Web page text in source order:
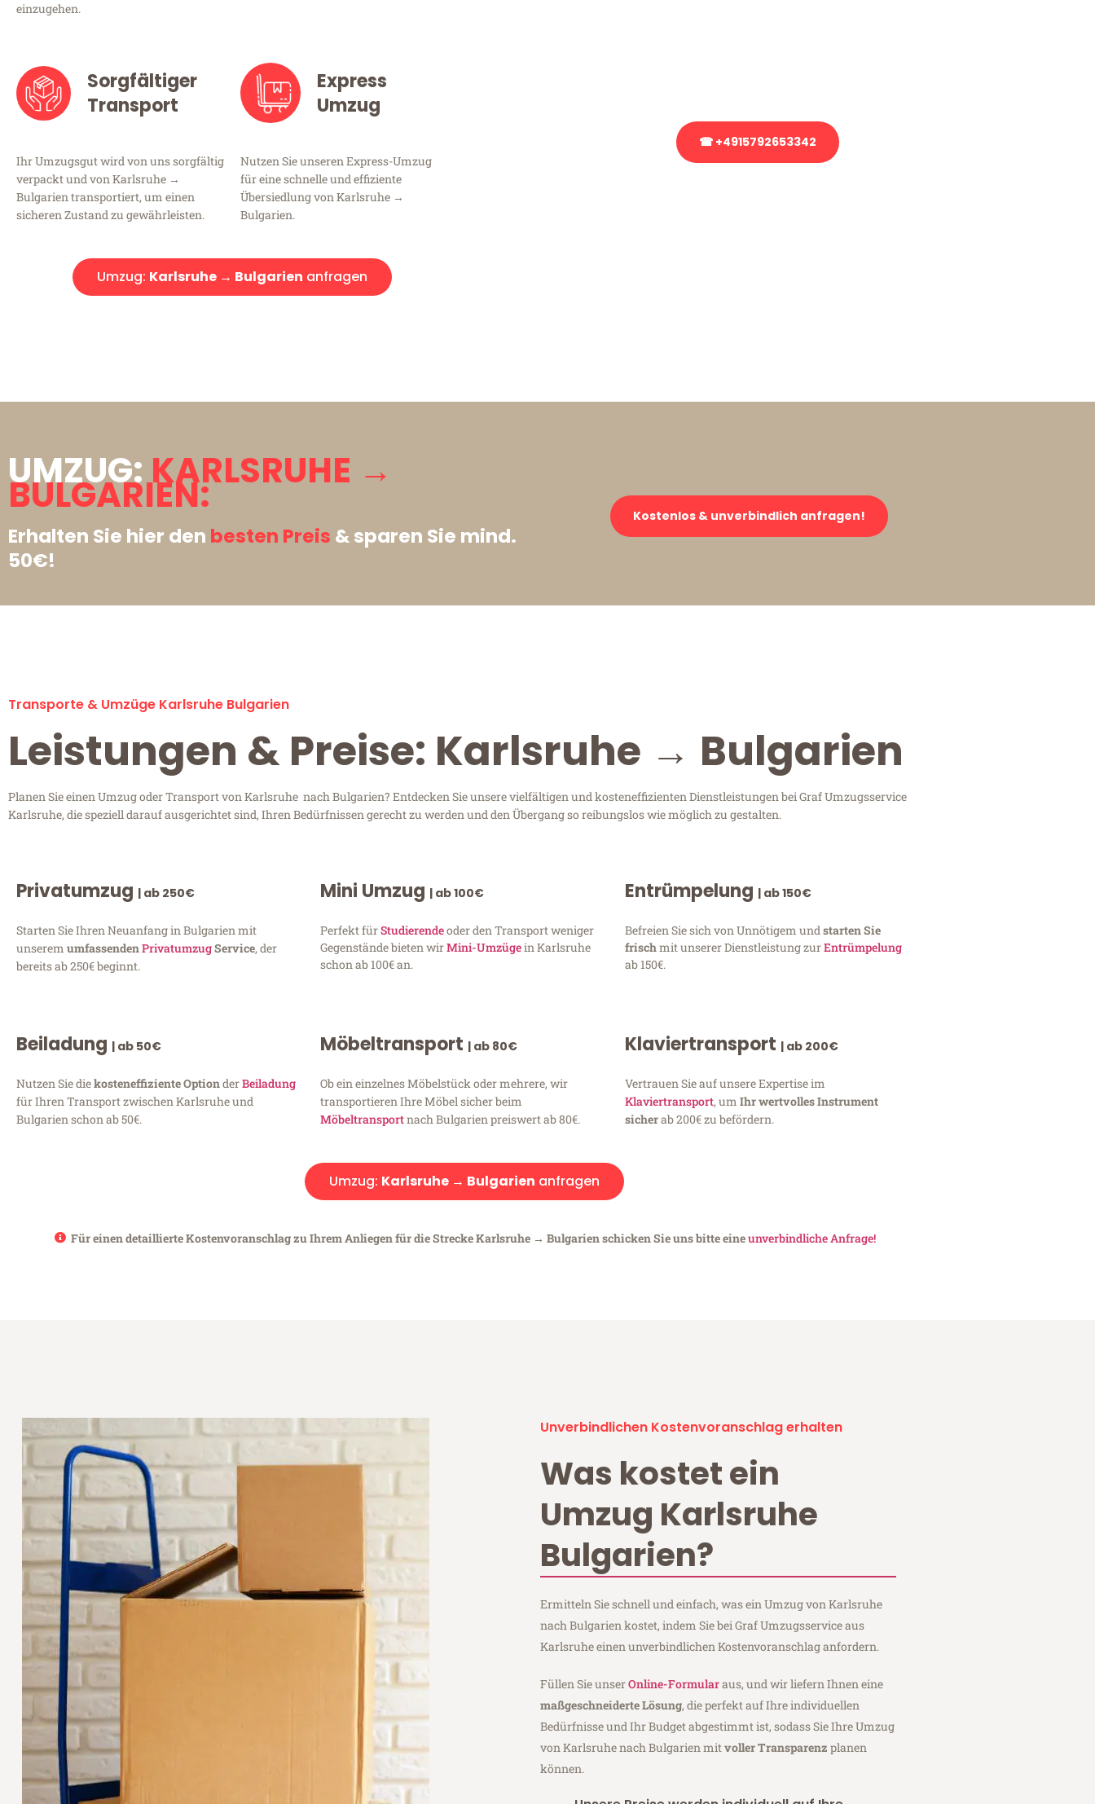
einzugehen.
Sorgfältiger
Transport
Ihr Umzugsgut wird von uns sorgfältig
verpackt und von Karlsruhe →
Bulgarien transportiert, um einen
sicheren Zustand zu gewährleisten.
Express
Umzug
Nutzen Sie unseren Express-Umzug
für eine schnelle und effiziente
Übersiedlung von Karlsruhe →
Bulgarien.
Umzug: Karlsruhe → Bulgarien anfragen
☎ +4915792653342
UMZUG:KARLSRUHE →
BULGARIEN:
Erhalten Sie hier den besten Preis & sparen Sie mind.
50€!
Kostenlos & unverbindlich anfragen!
Transporte & Umzüge Karlsruhe Bulgarien
Leistungen & Preise: Karlsruhe → Bulgarien
Planen Sie einen Umzug oder Transport von Karlsruhe nach Bulgarien? Entdecken Sie unsere vielfältigen und kosteneffizienten Dienstleistungen bei Graf Umzugsservice
Karlsruhe, die speziell darauf ausgerichtet sind, Ihren Bedürfnissen gerecht zu werden und den Übergang so reibungslos wie möglich zu gestalten.
Privatumzug | ab 250€
Starten Sie Ihren Neuanfang in Bulgarien mit
unserem umfassendenPrivatumzugService, der
bereits ab 250€ beginnt.
Mini Umzug | ab 100€
Perfekt fürStudierendeoder den Transport weniger
Gegenstände bieten wirMini-Umzügein Karlsruhe
schon ab 100€ an.
Entrümpelung | ab 150€
Befreien Sie sich von Unnötigem undstarten Sie
frischmit unserer Dienstleistung zurEntrümpelung
ab 150€.
Beiladung | ab 50€
Nutzen Sie diekosteneffiziente OptionderBeiladung
für Ihren Transport zwischen Karlsruhe und
Bulgarien schon ab 50€.
Möbeltransport | ab 80€
Ob ein einzelnes Möbelstück oder mehrere, wir
transportieren Ihre Möbel sicher beim
Möbeltransportnach Bulgarien preiswert ab 80€.
Klaviertransport | ab 200€
Vertrauen Sie auf unsere Expertise im
Klaviertransport, um Ihr wertvolles Instrument
sicherab 200€ zu befördern.
Umzug: Karlsruhe → Bulgarien anfragen
Für einen detaillierte Kostenvoranschlag zu Ihrem Anliegen für die Strecke Karlsruhe → Bulgarien schicken Sie uns bitte eineunverbindliche Anfrage!
Unverbindlichen Kostenvoranschlag erhalten
Was kostet ein
Umzug Karlsruhe
Bulgarien?
Ermitteln Sie schnell und einfach, was ein Umzug von Karlsruhe
nach Bulgarien kostet, indem Sie bei Graf Umzugsservice aus
Karlsruhe einen unverbindlichen Kostenvoranschlag anfordern.
Füllen Sie unserOnline-Formularaus, und wir liefern Ihnen eine
maßgeschneiderte Lösung, die perfekt auf Ihre individuellen
Bedürfnisse und Ihr Budget abgestimmt ist, sodass Sie Ihre Umzug
von Karlsruhe nach Bulgarien mitvoller Transparenz planen
können.